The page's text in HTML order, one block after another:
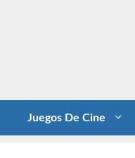
Juegos De Cine